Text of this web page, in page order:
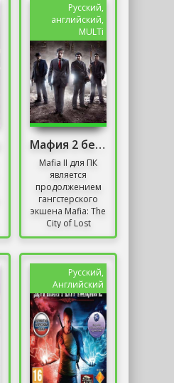
нужно лишь
поиграть и...
Русский,
английский,
MULTi
Мафия 2 без Торрента
Mafia II для ПК
является
продолжением
гангстерского
экшена Mafia: The
City of Lost
Heaven,
чешской студией
Illusion...
Русский,
Английский